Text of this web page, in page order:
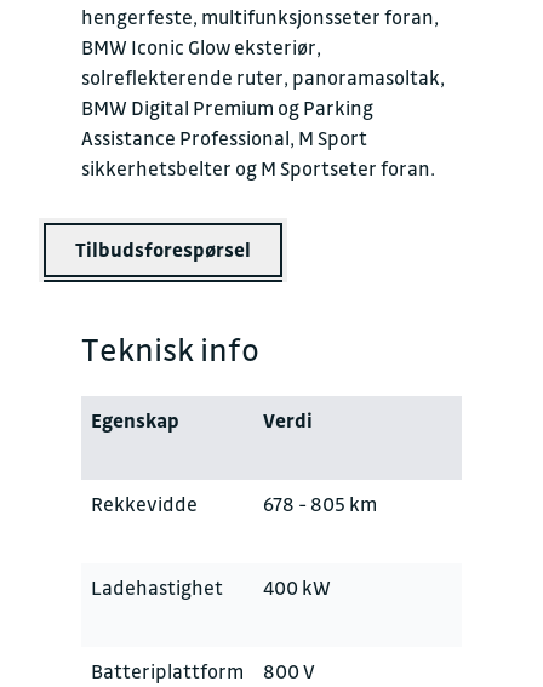
hengerfeste, multifunksjonsseter foran,
BMW Iconic Glow eksteriør,
solreflekterende ruter, panoramasoltak,
BMW Digital Premium og Parking
Assistance Professional, M Sport
sikkerhetsbelter og M Sportseter foran.
Tilbudsforespørsel
Teknisk info
Egenskap Verdi
Rekkevidde 678 - 805 km
Ladehastighet 400 kW
Batteriplattform 800 V